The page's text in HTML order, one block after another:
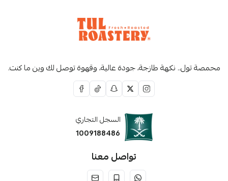
محمصة تول.. نكهة طازجة، جودة عالية، وقهوة توصل لك وين ما كنت.
السجل التجاري
1009188486
تواصل معنا